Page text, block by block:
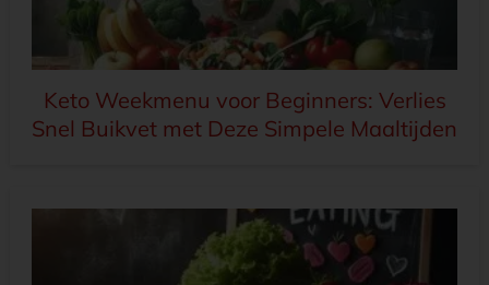
Keto Weekmenu voor Beginners: Verlies
Snel Buikvet met Deze Simpele Maaltijden